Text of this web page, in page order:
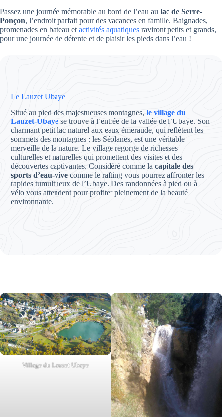
Passez une journée mémorable au bord de l’eau au lac de Serre-
Ponçon, l’endroit parfait pour des vacances en famille. Baignades,
promenades en bateau et activités aquatiques raviront petits et grands,
pour une journée de détente et de plaisir les pieds dans l’eau !
Le Lauzet Ubaye
Situé au pied des majestueuses montagnes,le village du
Lauzet-Ubaye se trouve à l’entrée de la vallée de l’Ubaye. Son
charmant petit lac naturel aux eaux émeraude, qui reflètent les
sommets des montagnes : les Séolanes, est une véritable
merveille de la nature. Le village regorge de richesses
culturelles et naturelles qui promettent des visites et des
découvertes captivantes. Considéré comme lacapitale des
sports d’eau-vive comme le rafting vous pourrez affronter les
rapides tumultueux de l’Ubaye. Des randonnées à pied ou à
vélo vous attendent pour profiter pleinement de la beauté
environnante.
Village du Lauzet Ubaye